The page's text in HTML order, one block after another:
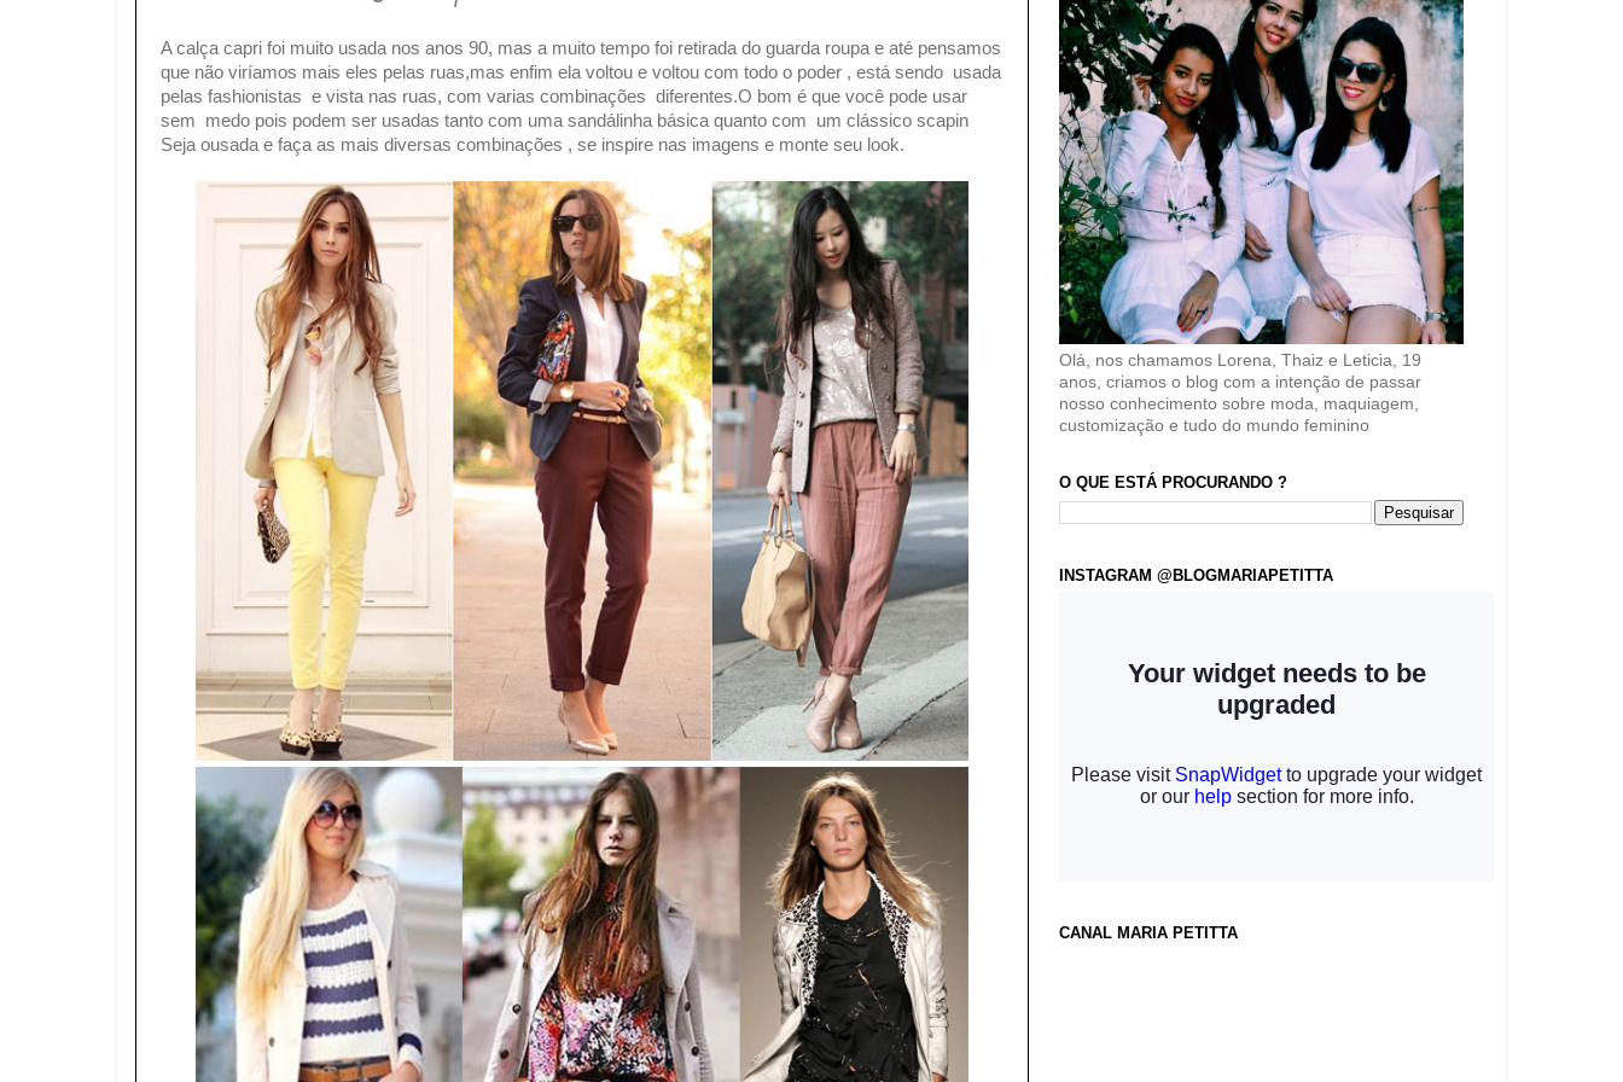
A calça capri foi muito usada nos anos 90, mas a muito tempo foi retirada do guarda roupa e até pensamos
que não viríamos mais eles pelas ruas,mas enfim ela voltou e voltou com todo o poder , está sendo usada
pelas fashionistas e vista nas ruas, com varias combinações diferentes.O bom é que você pode usar
sem medo pois podem ser usadas tanto com uma sandálinha básica quanto com um clássico scapin
Seja ousada e faça as mais diversas combinações , se inspire nas imagens e monte seu look.
Olá, nos chamamos Lorena, Thaiz e Leticia, 19
anos, criamos o blog com a intenção de passar
nosso conhecimento sobre moda, maquiagem,
customização e tudo do mundo feminino
O QUE ESTÁ PROCURANDO ?
INSTAGRAM @BLOGMARIAPETITTA
CANAL MARIA PETITTA